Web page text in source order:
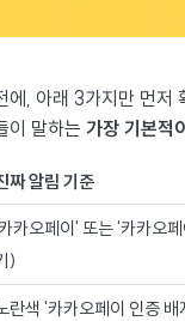
에, 아래 3가지만 먼저
이 말하는 가장 기본적
짜 알림 기준
카오페이' 또는 '카카오
)
란색 '카카오페이 인증